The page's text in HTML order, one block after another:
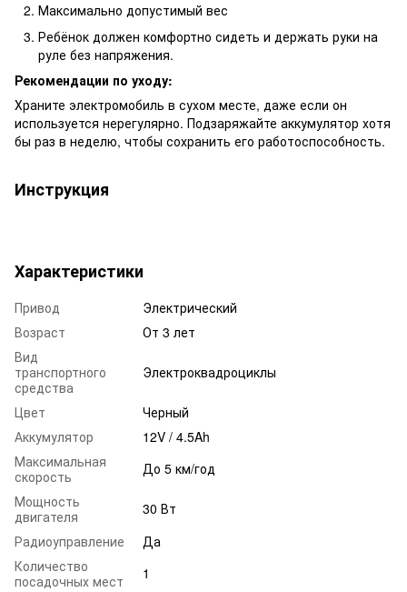
Максимально допустимый вес
Ребёнок должен комфортно сидеть и держать руки на
руле без напряжения.
Рекомендации по уходу:
Храните электромобиль в сухом месте, даже если он
используется нерегулярно. Подзаряжайте аккумулятор хотя
бы раз в неделю, чтобы сохранить его работоспособность.
Инструкция
Характеристики
Привод
Электрический
Возраст
От 3 лет
Вид
транспортного
средства
Электроквадроциклы
Цвет
Черный
Аккумулятор
12V / 4.5Ah
Максимальная
скорость
До 5 км/год
Мощность
двигателя
30 Вт
Радиоуправление
Да
Количество
посадочных мест
1